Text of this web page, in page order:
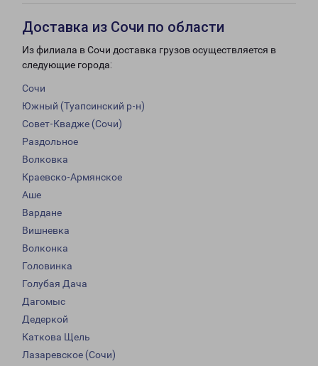
Доставка из Сочи по области
Из филиала в Сочи доставка грузов осуществляется в
следующие города:
Сочи
Южный (Туапсинский р-н)
Совет-Квадже (Сочи)
Раздольное
Волковка
Краевско-Армянское
Аше
Вардане
Вишневка
Волконка
Головинка
Голубая Дача
Дагомыс
Дедеркой
Каткова Щель
Лазаревское (Сочи)